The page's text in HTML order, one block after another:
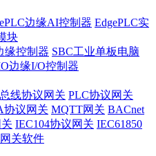
边缘AI控制器 EdgePLC实
块
缘控制器 SBC工业单板电脑
边缘I/O控制器
线协议网关 PLC协议网关
协议网关 MQTT网关 BACnet
IEC104协议网关 IEC61850
关软件